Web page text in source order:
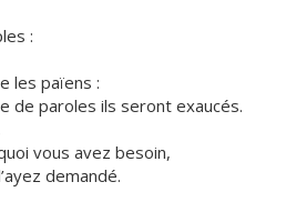
:
les païens :
de paroles ils seront exaucés.
vous avez besoin,
demandé.